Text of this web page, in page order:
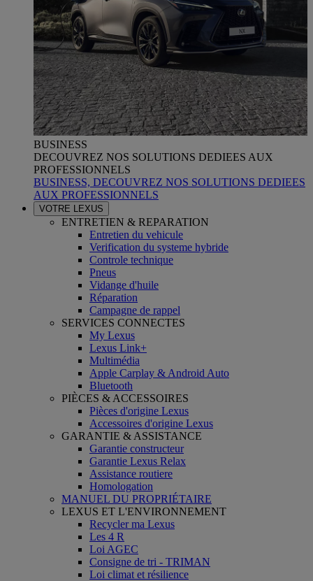
BUSINESS
DECOUVREZ NOS SOLUTIONS DEDIEES AUX
PROFESSIONNELS
BUSINESS, DECOUVREZ NOS SOLUTIONS DEDIEES
AUX PROFESSIONNELS
VOTRE LEXUS
ENTRETIEN & REPARATION
Entretien du vehicule
Verification du systeme hybride
Controle technique
Pneus
Vidange d'huile
Réparation
Campagne de rappel
SERVICES CONNECTES
My Lexus
Lexus Link+
Multimédia
Apple Carplay & Android Auto
Bluetooth
PIÈCES & ACCESSOIRES
Pièces d'origine Lexus
Accessoires d'origine Lexus
GARANTIE & ASSISTANCE
Garantie constructeur
Garantie Lexus Relax
Assistance routiere
Homologation
MANUEL DU PROPRIÉTAIRE
LEXUS ET L'ENVIRONNEMENT
Recycler ma Lexus
Les 4 R
Loi AGEC
Consigne de tri - TRIMAN
Loi climat et résilience